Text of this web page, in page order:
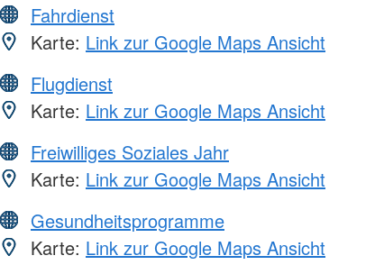
Fahrdienst
Karte: Link zur Google Maps Ansicht
Flugdienst
Karte: Link zur Google Maps Ansicht
Freiwilliges Soziales Jahr
Karte: Link zur Google Maps Ansicht
Gesundheitsprogramme
Karte: Link zur Google Maps Ansicht